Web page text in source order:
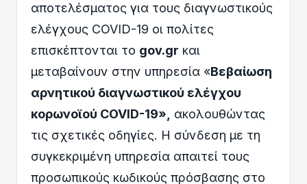
αποτελέσματος για τους διαγνωστικούς
ελέγχους COVID-19 οι πολίτες
επισκέπτονται το gov.gr και
μεταβαίνουν στην υπηρεσία «Βεβαίωση
αρνητικού διαγνωστικού ελέγχου
κορωνοϊού COVID-19»,
ακολουθώντας
τις σχετικές οδηγίες. Η σύνδεση με τη
συγκεκριμένη υπηρεσία απαιτεί τους
προσωπικούς κωδικούς πρόσβασης στο